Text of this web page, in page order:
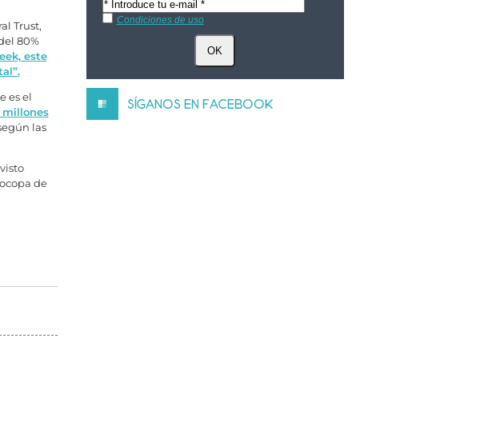
Trust,
80%
este
es el
millones
las
de
Condiciones de uso